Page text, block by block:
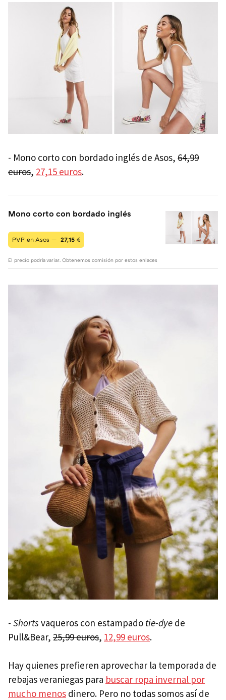
- Mono corto con bordado inglés de Asos, 64,99
euros, 27,15 euros.
Mono corto con bordado inglés
PVP en Asos — 27,15 €
El precio podría variar. Obtenemos comisión por estos enlaces
- Shorts vaqueros con estampado tie-dye de
Pull&Bear, 25,99 euros, 12,99 euros.
Hay quienes prefieren aprovechar la temporada de
rebajas veraniegas para buscar ropa invernal por
mucho menos dinero. Pero no todas somos así de